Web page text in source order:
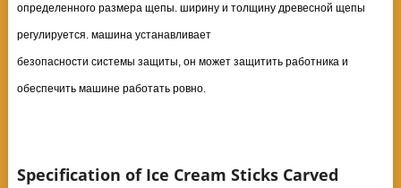
определенного размера щепы. ширину и толщину древесной щепы
регулируется. машина устанавливает
безопасности системы защиты, он может защитить работника и
обеспечить машине работать ровно.
Specification of Ice Cream Sticks Carved